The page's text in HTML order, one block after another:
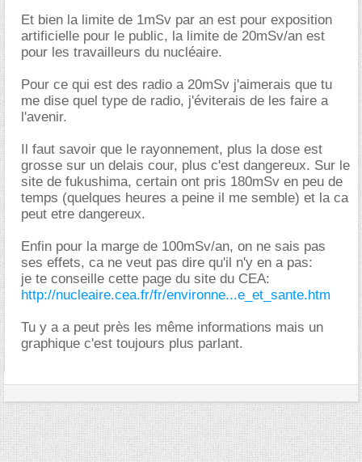
Et bien la limite de 1mSv par an est pour exposition
artificielle pour le public, la limite de 20mSv/an est
pour les travailleurs du nucléaire.
Pour ce qui est des radio a 20mSv j'aimerais que tu
me dise quel type de radio, j'éviterais de les faire a
l'avenir.
Il faut savoir que le rayonnement, plus la dose est
grosse sur un delais cour, plus c'est dangereux. Sur le
site de fukushima, certain ont pris 180mSv en peu de
temps (quelques heures a peine il me semble) et la ca
peut etre dangereux.
Enfin pour la marge de 100mSv/an, on ne sais pas
ses effets, ca ne veut pas dire qu'il n'y en a pas:
je te conseille cette page du site du CEA:
http://nucleaire.cea.fr/fr/environne...e_et_sante.htm
Tu y a a peut près les même informations mais un
graphique c'est toujours plus parlant.